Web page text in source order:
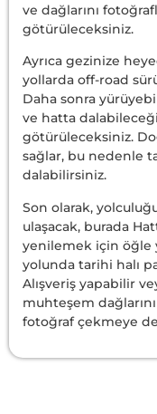
ve dağlarını
götürüleceksiniz.
Ayrıca gezinize
yollarda off-road
Daha sonra
ve hatta
götürüleceksiniz.
sağlar, bu nedenle
dalabilirsiniz.
Son olarak,
ulaşacak, burada
yenilemek için öğle
yolunda tarihi halı
Alışveriş yapabilir
muhteşem
fotoğraf çekmeye